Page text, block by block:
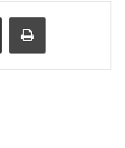
Share via Email Print